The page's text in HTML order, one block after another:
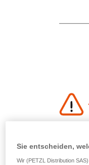
Sie entscheiden,
Wir (PETZL Distribution